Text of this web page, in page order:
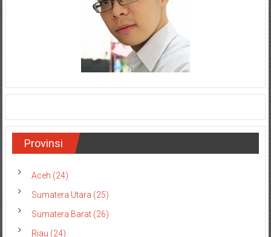
Provinsi
Aceh (24)
Sumatera Utara (25)
Sumatera Barat (26)
Riau (24)